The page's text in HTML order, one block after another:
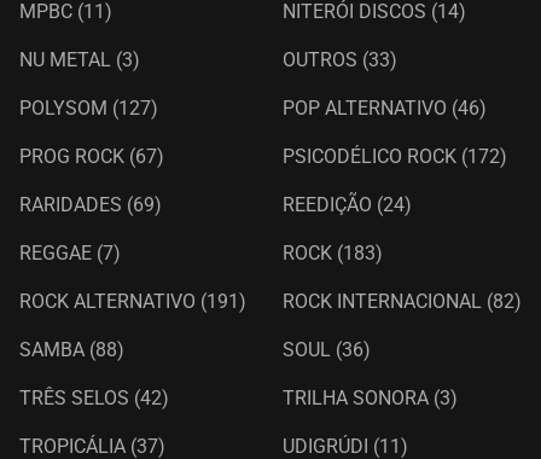
MPBC (11) NITERÓI DISCOS (14)
NU METAL (3) OUTROS (33)
POLYSOM (127) POP ALTERNATIVO (46)
PROG ROCK (67) PSICODÉLICO ROCK (172)
RARIDADES (69) REEDIÇÃO (24)
REGGAE (7) ROCK (183)
ROCK ALTERNATIVO (191) ROCK INTERNACIONAL (82)
SAMBA (88) SOUL (36)
TRÊS SELOS (42) TRILHA SONORA (3)
TROPICÁLIA (37) UDIGRÚDI (11)